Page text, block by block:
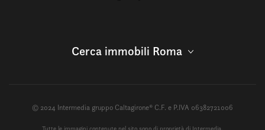
Cerca immobili Roma
© 2024 Intermedia gruppo Caltagirone® C.F. e P.IVA 06382721006
Tutte le immagini contenute nel sito sono di proprietà di Intermedia.